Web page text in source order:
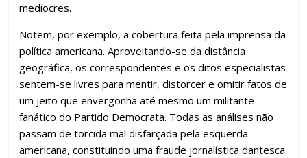
medíocres.
Notem, por exemplo, a cobertura feita pela imprensa da
política americana. Aproveitando-se da distância
geográfica, os correspondentes e os ditos especialistas
sentem-se livres para mentir, distorcer e omitir fatos de
um jeito que envergonha até mesmo um militante
fanático do Partido Democrata. Todas as análises não
passam de torcida mal disfarçada pela esquerda
americana, constituindo uma fraude jornalística dantesca.